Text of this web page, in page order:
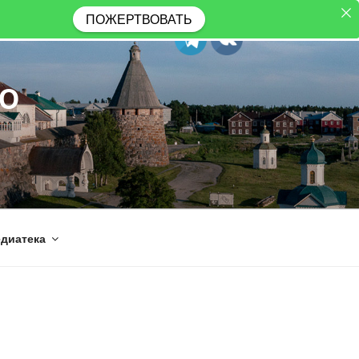
ПОЖЕРТВОВАТЬ